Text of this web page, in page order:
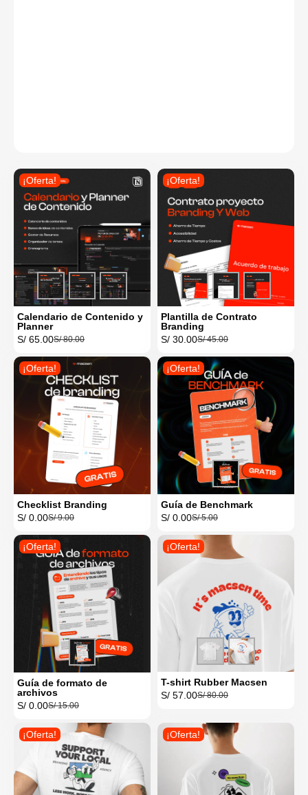
¡Oferta!
Calendario de Contenido y
Planner
S/80.00
S/ 65.00
¡Oferta!
Plantilla de Contrato
Branding
S/45.00
S/ 30.00
¡Oferta!
Checklist Branding
S/9.00
S/ 0.00
¡Oferta!
Guía de Benchmark
S/5.00
S/ 0.00
¡Oferta!
Guía de formato de
archivos
S/15.00
S/ 0.00
¡Oferta!
T-shirt Rubber Macsen
S/80.00
S/ 57.00
¡Oferta! ¡Oferta!